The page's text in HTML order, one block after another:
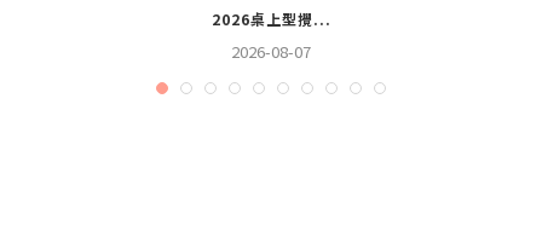
2026桌上型攪...
2026-08-07